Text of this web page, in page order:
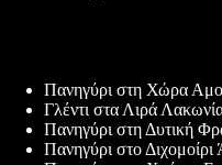
Πανηγύρι στη Χώρα
Γλέντι στα Λιρά
Πανηγύρι στη Δυτική
Πανηγύρι στο Διχομοίρι